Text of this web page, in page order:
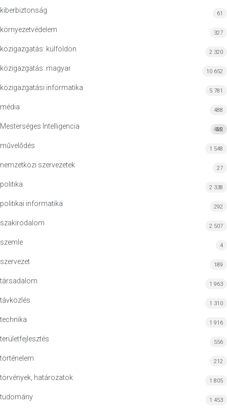
kiberbiztonság 61
környezetvédelem 327
közigazgatás: külföldön 2 320
közigazgatás: magyar 10 652
közigazgatási informatika 5 781
média 488
Mesterséges Intelligencia MI
422
művelődés 1 548
nemzetközi szervezetek 27
politika 2 338
politikai informatika 292
szakirodalom 2 507
szemle 4
szervezet 189
társadalom 1 963
távközlés 1 310
technika 1 916
területfejlesztés 556
történelem 212
törvények, határozatok 1 805
tudomány 1 453